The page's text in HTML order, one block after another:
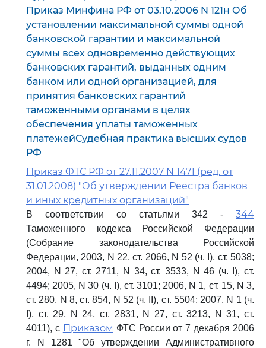
Приказ Минфина РФ от 03.10.2006 N 121н Об
установлении максимальной суммы одной
банковской гарантии и максимальной
суммы всех одновременно действующих
банковских гарантий, выданных одним
банком или одной организацией, для
принятия банковских гарантий
таможенными органами в целях
обеспечения уплаты таможенных
платежейСудебная практика высших судов
РФ
Приказ ФТС РФ от 27.11.2007 N 1471 (ред. от
31.01.2008) "Об утверждении Реестра банков
и иных кредитных организаций"
В соответствии со статьями 342 - 344
Таможенного кодекса Российской Федерации
(Собрание законодательства Российской
Федерации, 2003, N 22, ст. 2066, N 52 (ч. I), ст. 5038;
2004, N 27, ст. 2711, N 34, ст. 3533, N 46 (ч. I), ст.
4494; 2005, N 30 (ч. I), ст. 3101; 2006, N 1, ст. 15, N 3,
ст. 280, N 8, ст. 854, N 52 (ч. II), ст. 5504; 2007, N 1 (ч.
I), ст. 29, N 24, ст. 2831, N 27, ст. 3213, N 31, ст.
4011), с Приказом ФТС России от 7 декабря 2006
г. N 1281 "Об утверждении Административного